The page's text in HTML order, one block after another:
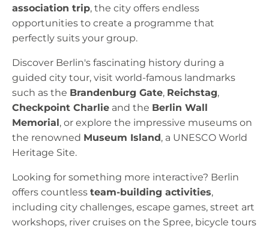
association trip, the city offers endless
opportunities to create a programme that
perfectly suits your group.
Discover Berlin's fascinating history during a
guided city tour, visit world-famous landmarks
such as the Brandenburg Gate, Reichstag,
Checkpoint Charlie and the Berlin Wall
Memorial , or explore the impressive museums on
the renowned Museum Island , a UNESCO World
Heritage Site.
Looking for something more interactive? Berlin
offers countlessteam-building activities,
including city challenges, escape games, street art
workshops, river cruises on the Spree, bicycle tours